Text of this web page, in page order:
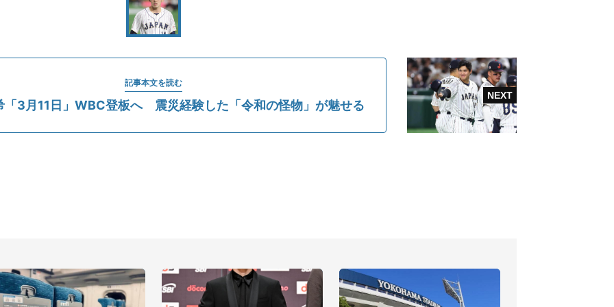
記事本文を読む
「3月11日」WBC登板へ 震災経験した「令和の怪物」が魅せる